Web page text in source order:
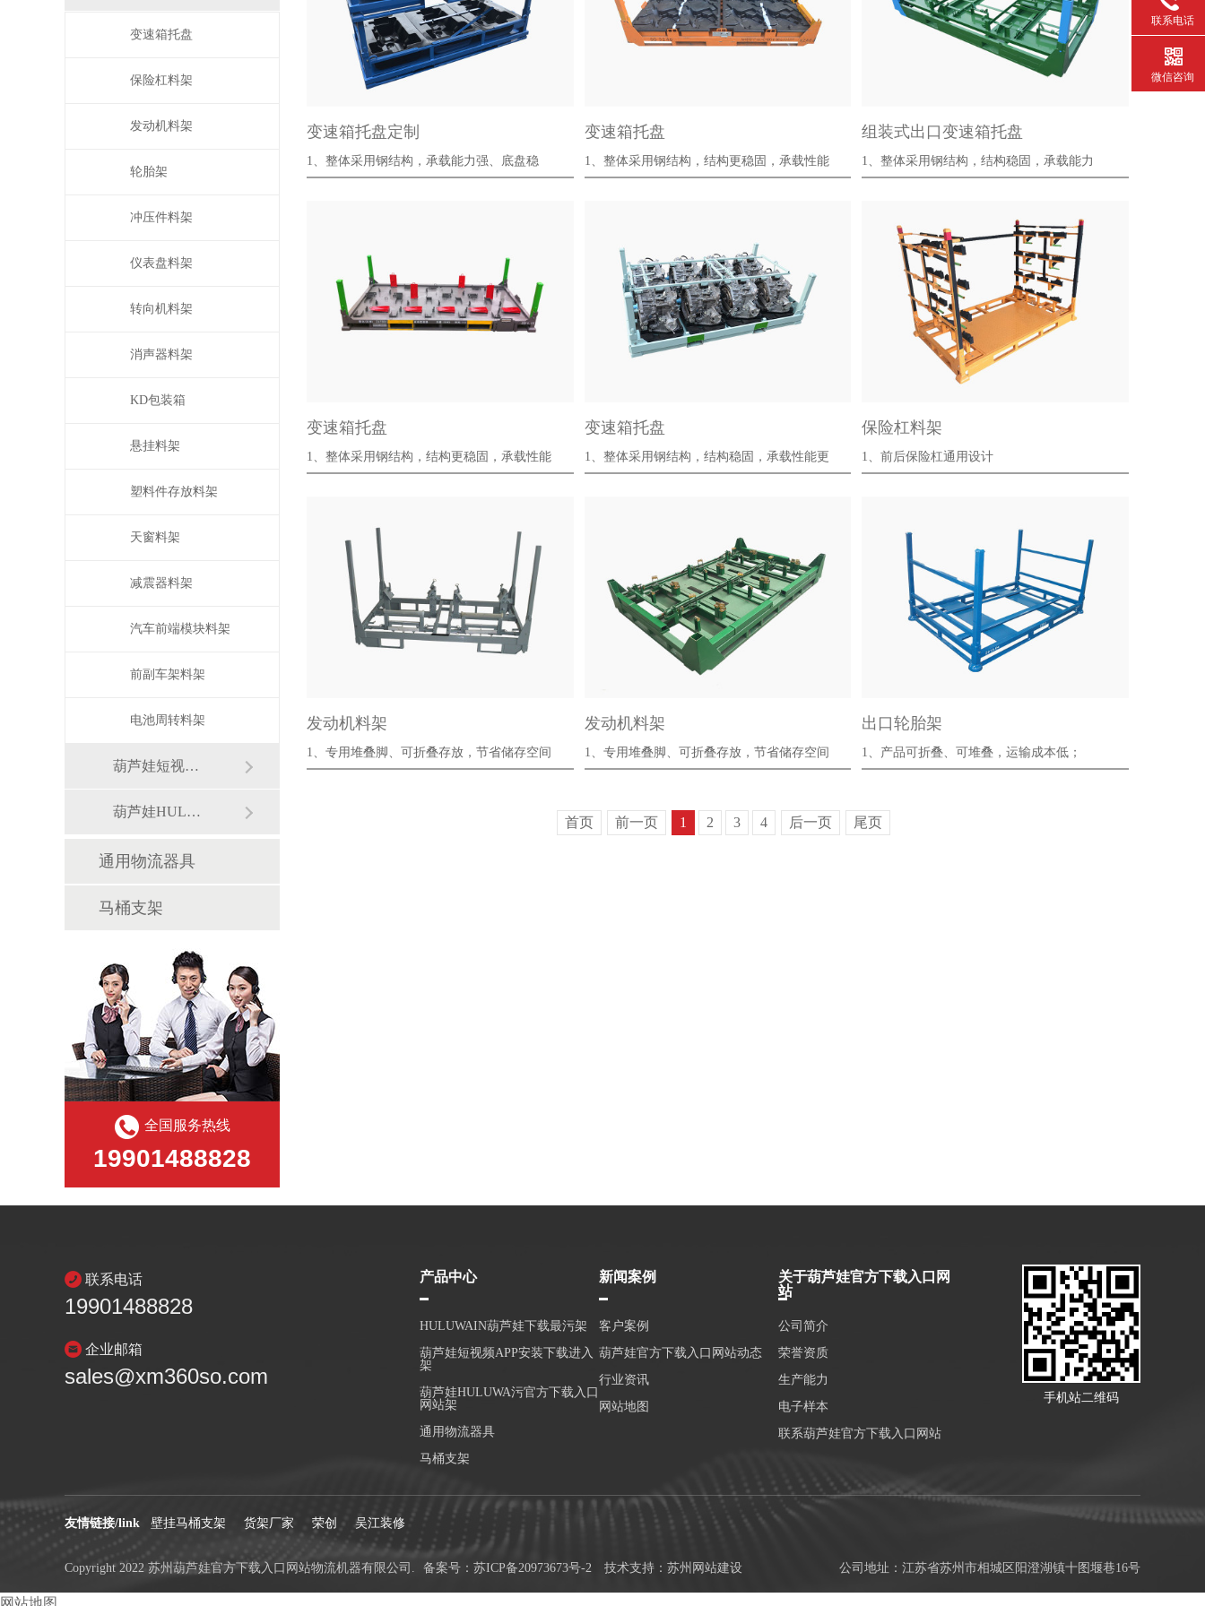
变速箱托盘定制
1、整体采用钢结构，承载能力强、底盘稳
变速箱托盘
1、整体采用钢结构，结构更稳固，承载性能
组装式出口变速箱托盘
1、整体采用钢结构，结构稳固，承载能力
变速箱托盘
1、整体采用钢结构，结构更稳固，承载性能
变速箱托盘
1、整体采用钢结构，结构稳固，承载性能更
保险杠料架
1、前后保险杠通用设计
发动机料架
1、专用堆叠脚、可折叠存放，节省储存空间
发动机料架
1、专用堆叠脚、可折叠存放，节省储存空间
出口轮胎架
1、产品可折叠、可堆叠，运输成本低；
首页 前一页 1 2 3 4 后一页 尾页
变速箱托盘
保险杠料架
发动机料架
轮胎架
冲压件料架
仪表盘料架
转向机料架
消声器料架
KD包装箱
悬挂料架
塑料件存放料架
天窗料架
减震器料架
汽车前端模块料架
前副车架料架
电池周转料架
葫芦娃短视频APP安装下载进入架
葫芦娃HULUWA污官方下载入口网站架
通用物流器具
马桶支架
全国服务热线
19901488828
联系电话
19901488828
企业邮箱
sales@xm360so.com
产品中心
HULUWAIN葫芦娃下载最污架
葫芦娃短视频APP安装下载进入
架
葫芦娃HULUWA污官方下载入口
网站架
通用物流器具
马桶支架
新闻案例
客户案例
葫芦娃官方下载入口网站动态
行业资讯
网站地图
关于葫芦娃官方下载入口网
站
公司简介
荣誉资质
生产能力
电子样本
联系葫芦娃官方下载入口网站
手机站二维码
公司地址：江苏省苏州市相城区阳澄湖镇十图堰巷16号
Copyright 2022 苏州葫芦娃官方下载入口网站物流机器有限公司. 备案号： 苏ICP备20973673号-2 技术支持： 苏州网站建设
友情链接/link 壁挂马桶支架 货架厂家 荣创 吴江装修
联系电话
微信咨询
网站地图